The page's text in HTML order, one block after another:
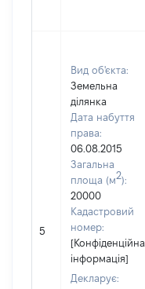
5
Вид об'єкта:
Земельна
ділянка
Дата набуття
права:
06.08.2015
Загальна
площа (м2):
20000
Кадастровий
номер:
[Конфіденційна
інформація]
Декларує: